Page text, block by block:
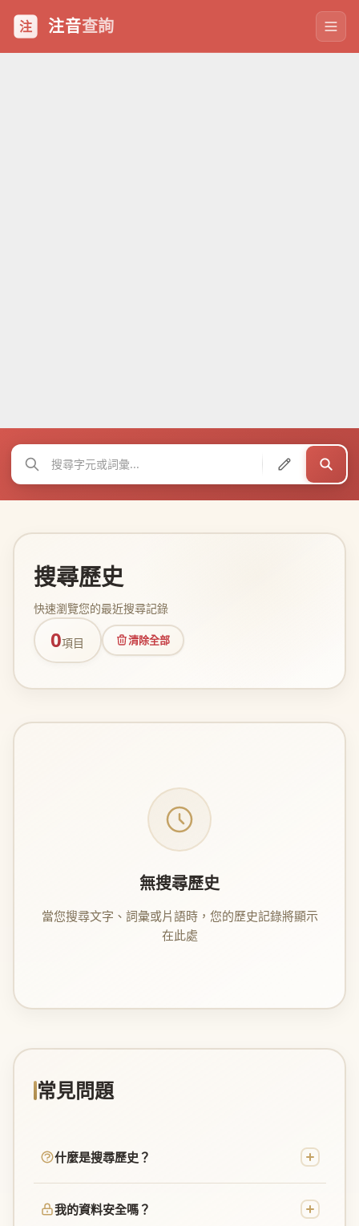
注 注音查詢
搜尋歷史
快速瀏覽您的最近搜尋記錄
0項目 清除全部
無搜尋歷史
當您搜尋文字、詞彙或片語時，您的歷史記錄將顯示
在此處
常見問題
什麼是搜尋歷史？
我的資料安全嗎？